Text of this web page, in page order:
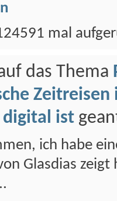
mal
das Thema
ist
ich habe
Glasdias